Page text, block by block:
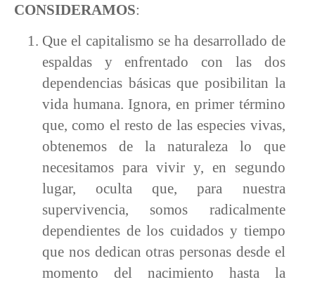
CONSIDERAMOS:
Que el capitalismo se ha desarrollado de
espaldas y enfrentado con las dos
dependencias básicas que posibilitan la
vida humana. Ignora, en primer término
que, como el resto de las especies vivas,
obtenemos de la naturaleza lo que
necesitamos para vivir y, en segundo
lugar, oculta que, para nuestra
supervivencia, somos radicalmente
dependientes de los cuidados y tiempo
que nos dedican otras personas desde el
momento del nacimiento hasta la